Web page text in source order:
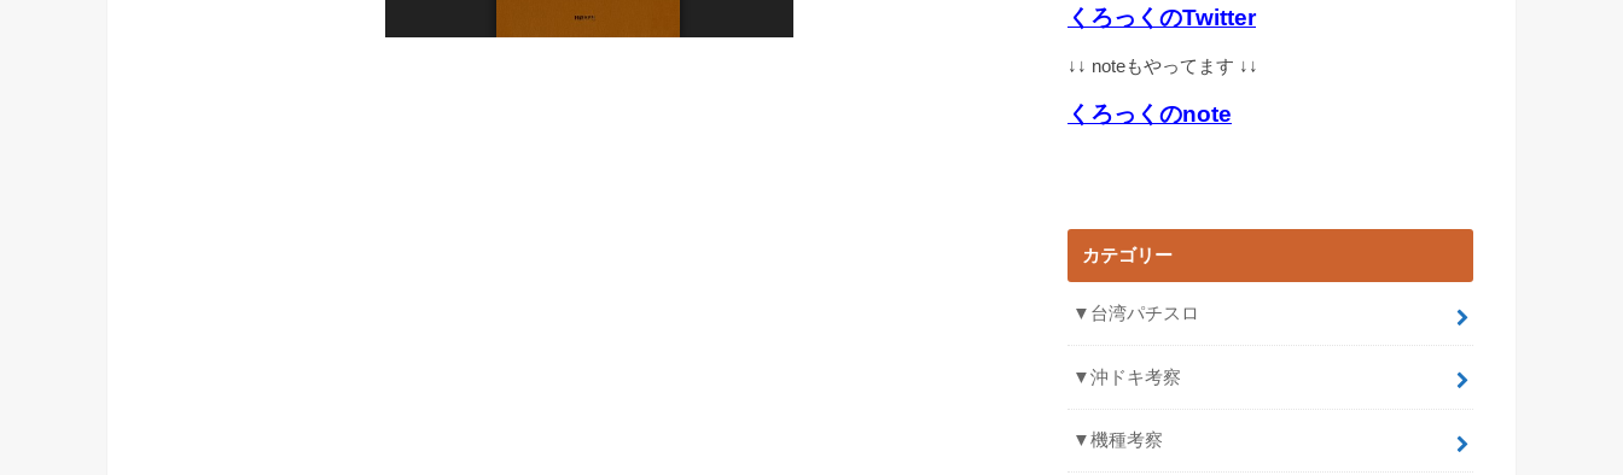
くろっくのTwitter
↓↓ noteもやってます ↓↓
くろっくのnote
カテゴリー
▼台湾パチスロ
▼沖ドキ考察
▼機種考察